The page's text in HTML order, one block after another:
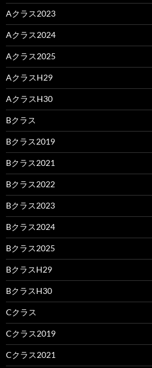
Aクラス2023
Aクラス2024
Aクラス2025
AクラスH29
AクラスH30
Bクラス
Bクラス2019
Bクラス2021
Bクラス2022
Bクラス2023
Bクラス2024
Bクラス2025
BクラスH29
BクラスH30
Cクラス
Cクラス2019
Cクラス2021